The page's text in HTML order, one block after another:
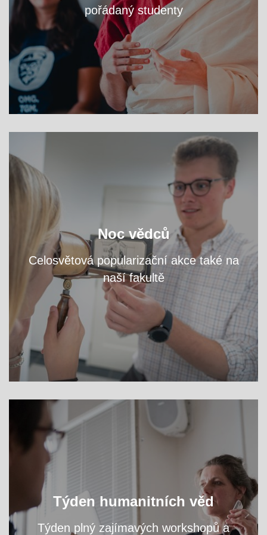
pořádaný studenty
VÍCE
Noc vědců
Celosvětová popularizační akce také na
naší fakultě
Navštivte fakultní areál a
zjistěte na workshopech
přednáškách, čím se tu zabýváme.
VÍCE
Týden humanitních věd
Týden plný zajímavých workshopů a
Oslavte s námi světový den filozofie a navštivte
přednášky a workshopy našich odborníků.